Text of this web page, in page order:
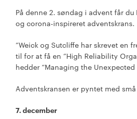
På denne 2. søndag i advent får
og corona-inspireret adventskrans.
”Weick og Sutcliffe har skrevet en
til for at få en ”High Reliability
hedder “Managing the
Adventskransen er pyntet med
7. december